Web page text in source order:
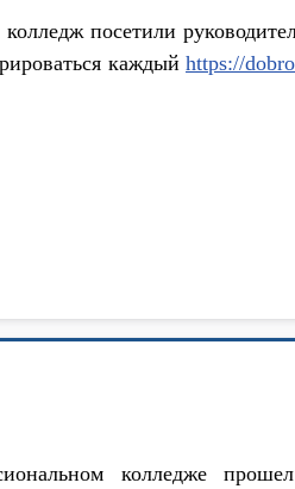
посетили
каждыйhttps://
колледже